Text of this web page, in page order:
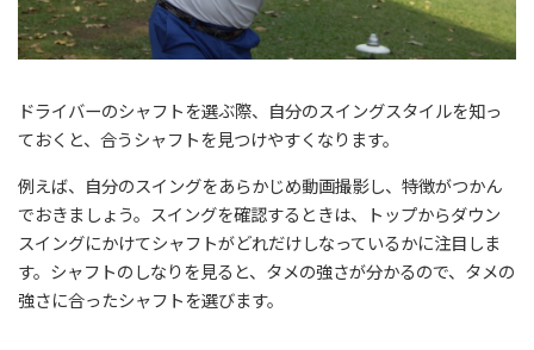
ドライバーのシャフトを選ぶ際、自分のスイングスタイルを知っ
ておくと、合うシャフトを見つけやすくなります。
例えば、自分のスイングをあらかじめ動画撮影し、特徴がつかん
でおきましょう。スイングを確認するときは、トップからダウン
スイングにかけてシャフトがどれだけしなっているかに注目しま
す。シャフトのしなりを見ると、タメの強さが分かるので、タメの
強さに合ったシャフトを選びます。